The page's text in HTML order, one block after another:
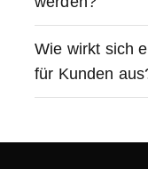
Wie wirkt sich
für Kunden